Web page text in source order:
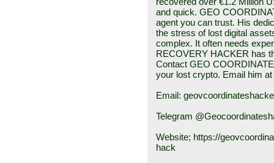
and quick. GEO
agent you can trust. His
the stress of lost digital
complex. It often needs
RECOVERY HACKER has
Contact GEO
your lost crypto. Email him at
Email:
Telegram
Website; https://
hack